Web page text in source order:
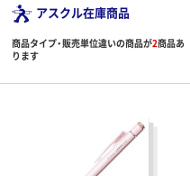
アスクル在庫商品
商品タイプ・販売単位違いの商品が2商品あ
ります